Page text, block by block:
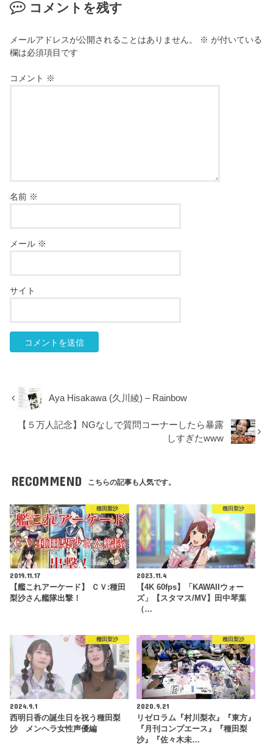
コメントを残す
メールアドレスが公開されることはありません。 ※ が付いている
欄は必須項目です
コメント ※
名前 ※
メール ※
サイト
Aya Hisakawa (久川綾) – Rainbow
【５万人記念】NGなしで質問コーナーしたら暴露
しすぎたwww
RECOMMEND こちらの記事も人気です。
種田梨沙
2019.11.17
【艦これアーケード】 ＣＶ:種田
梨沙さん艦隊出撃！
種田梨沙
2023.11.4
【4K 60fps】「KAWAIIウォー
ズ」【スタマス/MV】田中琴葉
（…
種田梨沙
2024.9.1
西明日香の誕生日を祝う種田梨
沙 メンヘラ女性声優編
種田梨沙
2020.9.21
リゼロラム『村川梨衣』『東方』
『月刊コンプエース』『種田梨
沙』『佐々木未…